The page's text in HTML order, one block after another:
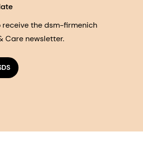
receive the dsm-firmenich
Care newsletter.